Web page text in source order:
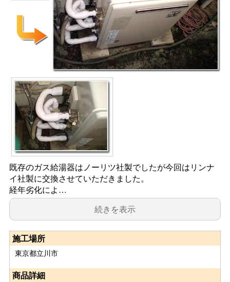
既存のガス給湯器はノーリツ社製でしたが今回はリンナ
イ社製に交換させていただきました。
経年劣化によ…
続きを表示
施工場所
東京都立川市
商品詳細